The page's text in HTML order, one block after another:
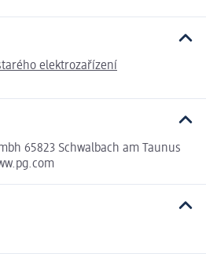
elektrozařízení
65823 Schwalbach am Taunus